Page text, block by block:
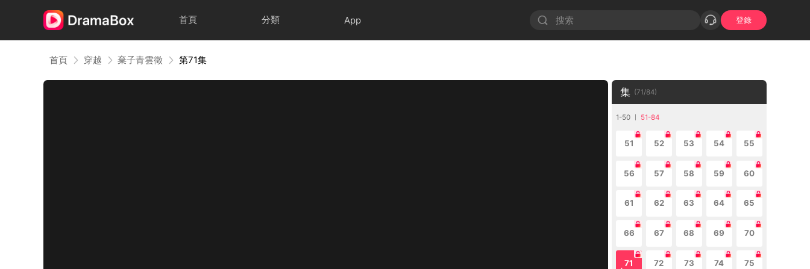
首頁 分類 App 登錄
首頁 穿越 棄子青雲徵 第71集
集 (71/84)
1-50 51-84
51 52 53 54 55
56 57 58 59 60
61 62 63 64 65
66 67 68 69 70
71 72 73 74 75